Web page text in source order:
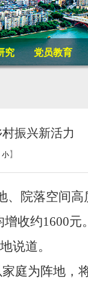
究 党员教育
振兴新活力
小 】
院落空间高
增收约1600元
说道。
庭为阵地，